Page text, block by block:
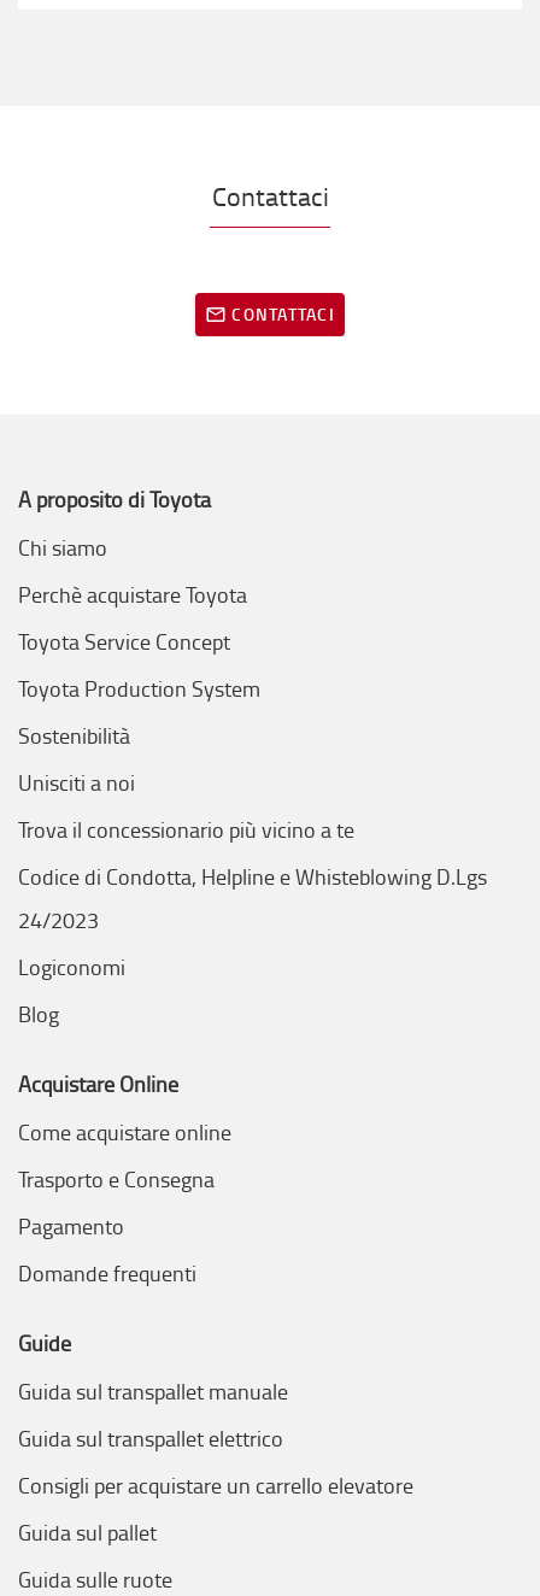
Contattaci
CONTATTACI
A proposito di Toyota
Chi siamo
Perchè acquistare Toyota
Toyota Service Concept
Toyota Production System
Sostenibilità
Unisciti a noi
Trova il concessionario più vicino a te
Codice di Condotta, Helpline e Whisteblowing D.Lgs
24/2023
Logiconomi
Blog
Acquistare Online
Come acquistare online
Trasporto e Consegna
Pagamento
Domande frequenti
Guide
Guida sul transpallet manuale
Guida sul transpallet elettrico
Consigli per acquistare un carrello elevatore
Guida sul pallet
Guida sulle ruote